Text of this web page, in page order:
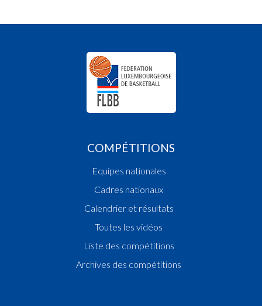
COMPÉTITIONS
Equipes nationales
Cadres nationaux
Calendrier et résultats
Toutes les vidéos
Liste des compétitions
Archives des compétitions